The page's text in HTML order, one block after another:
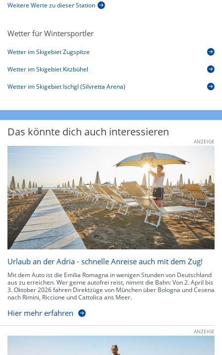
Weitere Werte zu dieser Station
Wetter für Wintersportler
Wetter im Skigebiet Zugspitze
Wetter im Skigebiet Kitzbühel
Wetter im Skigebiet Ischgl (Silvretta Arena)
Das könnte dich auch interessieren
ANZEIGE
Urlaub an der Adria - schnelle Anreise auch mit dem Zug!
Mit dem Auto ist die Emilia Romagna in wenigen Stunden von Deutschland
aus zu erreichen. Wer gerne autofrei reist, nimmt die Bahn: Von 2. April bis
3. Oktober 2026 fahren Direktzüge von München über Bologna und Cesena
nach Rimini, Riccione und Cattolica ans Meer.
Hier mehr erfahren
ANZEIGE